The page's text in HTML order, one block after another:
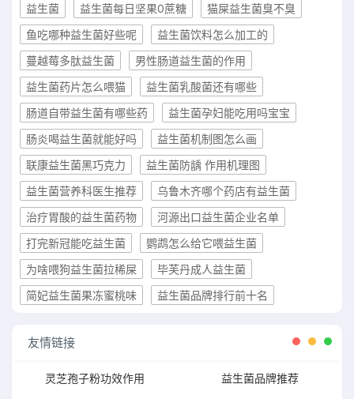
益生菌 益生菌每日坚果0蔗糖
猫屎益生菌臭不臭
鱼吃哪种益生菌好些呢
益生菌饮料怎么加工的
蔓越莓多肽益生菌
男性肠道益生菌的作用
益生菌药片怎么喂猫
益生菌乳酸菌还有哪些
肠道自带益生菌有哪些药
益生菌孕妇能吃用吗宝宝
肠炎喝益生菌就能好吗
益生菌机制图怎么画
联康益生菌黑巧克力
益生菌防龋 作用机理图
益生菌营养科医生推荐
乌鲁木齐哪个药店有益生菌
治疗胃酸的益生菌药物
河源出口益生菌企业名单
打完新冠能吃益生菌
鹦鹉怎么给它喂益生菌
为啥喂狗益生菌拉稀屎
毕芙丹成人益生菌
简妃益生菌果冻蜜桃味
益生菌品牌排行前十名
友情链接
灵芝孢子粉功效作用 益生菌品牌推荐